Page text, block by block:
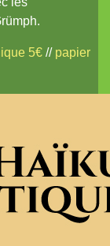
5€ // papier